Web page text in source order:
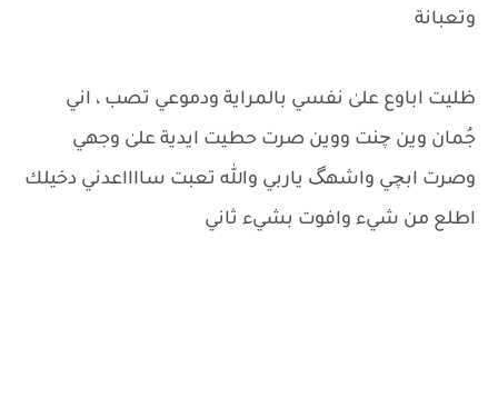
وتعبانة
ظليت اباوع علىٰ نفسي بالمراية ودموعي تصب ، اني
جُمان وين چنت ووين صرت حطيت ايدية علىٰ وجهي
وصرت ابچي واشهگ ياربي والله تعبت سااااعدني دخيلك
اطلع من شيء وافوت بشيء ثاني